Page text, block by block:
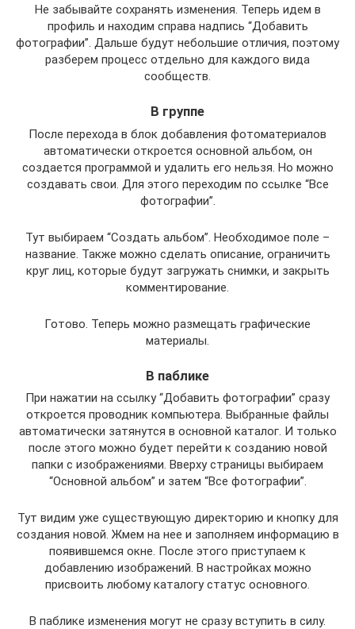
Не забывайте сохранять изменения. Теперь идем в
профиль и находим справа надпись “Добавить
фотографии”. Дальше будут небольшие отличия, поэтому
разберем процесс отдельно для каждого вида
сообществ.
В группе
После перехода в блок добавления фотоматериалов
автоматически откроется основной альбом, он
создается программой и удалить его нельзя. Но можно
создавать свои. Для этого переходим по ссылке “Все
фотографии”.
Тут выбираем “Создать альбом”. Необходимое поле –
название. Также можно сделать описание, ограничить
круг лиц, которые будут загружать снимки, и закрыть
комментирование.
Готово. Теперь можно размещать графические
материалы.
В паблике
При нажатии на ссылку “Добавить фотографии” сразу
откроется проводник компьютера. Выбранные файлы
автоматически затянутся в основной каталог. И только
после этого можно будет перейти к созданию новой
папки с изображениями. Вверху страницы выбираем
“Основной альбом” и затем “Все фотографии”.
Тут видим уже существующую директорию и кнопку для
создания новой. Жмем на нее и заполняем информацию в
появившемся окне. После этого приступаем к
добавлению изображений. В настройках можно
присвоить любому каталогу статус основного.
В паблике изменения могут не сразу вступить в силу.